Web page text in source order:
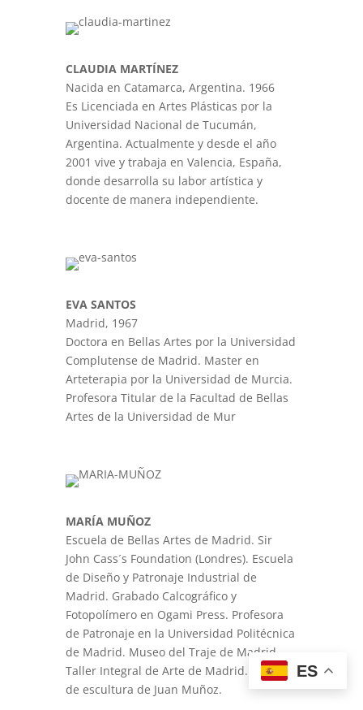
CLAUDIA MARTÍNEZ
Nacida en Catamarca, Argentina. 1966
Es Licenciada en Artes Plásticas por la
Universidad Nacional de Tucumán,
Argentina. Actualmente y desde el año
2001 vive y trabaja en Valencia, España,
donde desarrolla su labor artística y
docente de manera independiente.
EVA SANTOS
Madrid, 1967
Doctora en Bellas Artes por la Universidad
Complutense de Madrid. Master en
Arteterapia por la Universidad de Murcia.
Profesora Titular de la Facultad de Bellas
Artes de la Universidad de Mur
MARÍA MUÑOZ
Escuela de Bellas Artes de Madrid. Sir
John Cass´s Foundation (Londres). Escuela
de Diseño y Patronaje Industrial de
Madrid. Grabado Calcográfico y
Fotopolímero en Ogami Press. Profesora
de Patronaje en la Universidad Politécnica
de Madrid. Museo del Traje de Madrid.
Taller Integral de Arte de Madrid. Taller
de escultura de Juan Muñoz.
ES